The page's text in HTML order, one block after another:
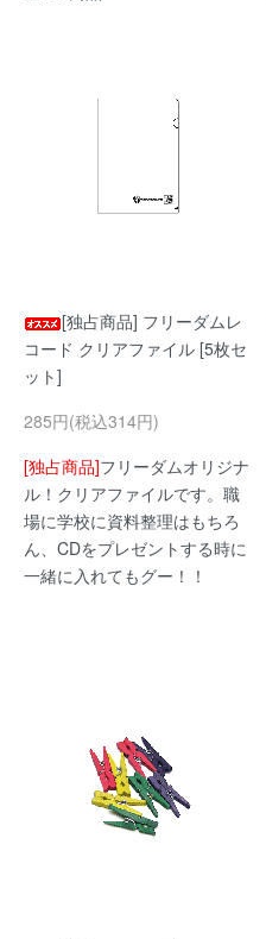
[独占商品] フリーダムレ
コード クリアファイル [5枚セ
ット]
285円(税込314円)
[独占商品]フリーダムオリジナ
ル！クリアファイルです。職
場に学校に資料整理はもちろ
ん、CDをプレゼントする時に
一緒に入れてもグー！！